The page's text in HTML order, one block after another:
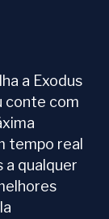
a Exodus
conte com
tempo real
qualquer